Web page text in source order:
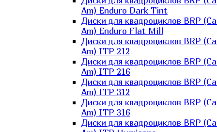
Am) Enduro Dark Tint
Диски для квадроциклов BRP
Am) Enduro Flat Mill
Диски для квадроциклов BRP
Am) ITP 212
Диски для квадроциклов BRP
Am) ITP 216
Диски для квадроциклов BRP
Am) ITP 312
Диски для квадроциклов BRP
Am) ITP 316
Диски для квадроциклов BRP